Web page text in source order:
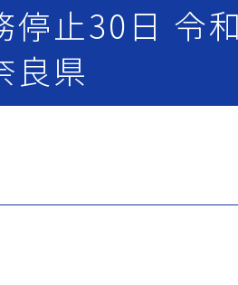
停止30日 令
良県